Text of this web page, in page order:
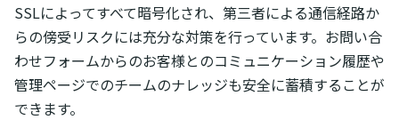
SSLによってすべて暗号化され、第三者による通信経路か
らの傍受リスクには充分な対策を行っています。お問い合
わせフォームからのお客様とのコミュニケーション履歴や
管理ページでのチームのナレッジも安全に蓄積することが
できます。